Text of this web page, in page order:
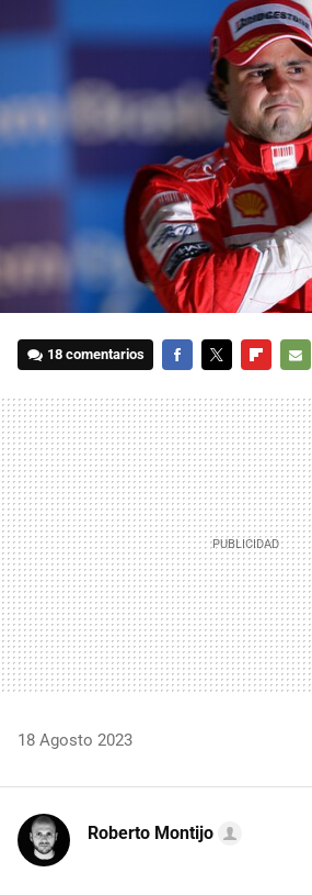
18 comentarios
MAIL
18 Agosto 2023
Roberto Montijo